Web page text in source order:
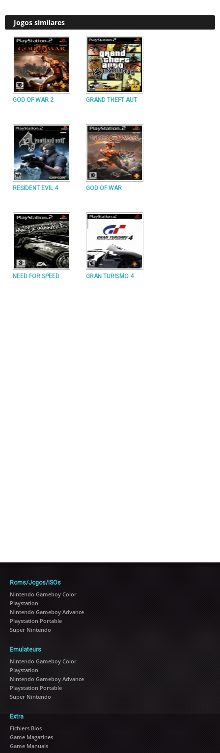
Jogos similares
GOD OF WAR 2 GRAND THEFT AUT
RESIDENT EVIL 4 GOD OF WAR
NEED FOR SPEED GRAN TURISMO 4
Roms/Jogos/ISOs
Nintendo Gameboy Color
Playstation
Nintendo Gameboy Advance
Playstation Portable
Super Nintendo
Emulateurs
Nintendo Gameboy Color
Playstation
Nintendo Gameboy Advance
Playstation Portable
Super Nintendo
Extra
Fichiers Bios
Game Magazines
Game Manuals